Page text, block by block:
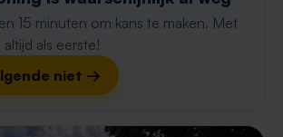
15 minuten om kans te maken. Met
als eerste!
niet →